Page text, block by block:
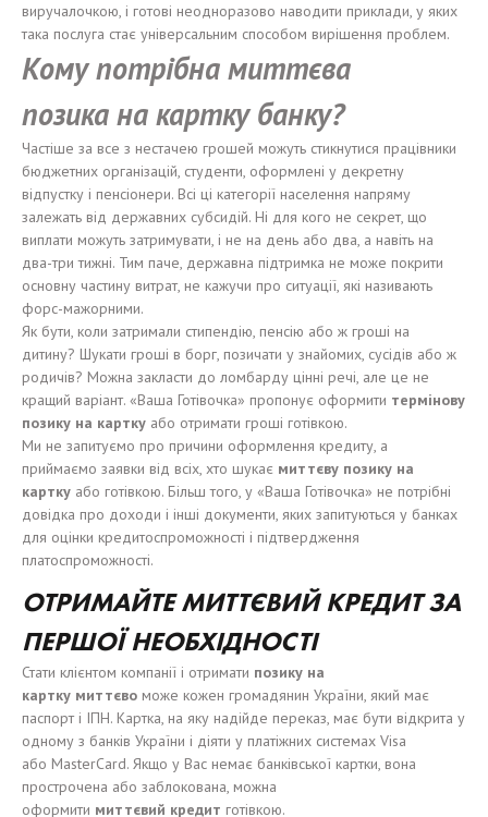
виручалочкою, і готові неодноразово наводити приклади, у яких
така послуга стає універсальним способом вирішення проблем.
Кому потрібна миттєва
позикана картку банку?
Частіше за все з нестачею грошей можуть стикнутися працівники
бюджетних організацій, студенти, оформлені у декретну
відпустку і пенсіонери. Всі ці категорії населення напряму
залежать від державних субсидій. Ні для кого не секрет, що
виплати можуть затримувати, і не на день або два, а навіть на
два-три тижні. Тим паче, державна підтримка не може покрити
основну частину витрат, не кажучи про ситуації, які називають
форс-мажорними.
Як бути, коли затримали стипендію, пенсію або ж гроші на
дитину? Шукати гроші в борг, позичати у знайомих, сусідів або ж
родичів? Можна закласти до ломбарду цінні речі, але це не
кращий варіант. «Ваша Готівочка» пропонує оформити термінову
позику на картку або отримати гроші готівкою.
Ми не запитуємо про причини оформлення кредиту, а
приймаємо заявки від всіх, хто шукає миттєву позику на
картку або готівкою. Більш того, у «Ваша Готівочка» не потрібні
довідка про доходи і інші документи, яких запитуються у банках
для оцінки кредитоспроможності і підтвердження
платоспроможності.
ОТРИМАЙТЕ МИТТЄВИЙКРЕДИТЗА
ПЕРШОЇ НЕОБХІДНОСТІ
Стати клієнтом компанії і отримати позику на
картку миттєво може кожен громадянин України, який має
паспорт і ІПН. Картка, на яку надійде переказ, має бути відкрита у
одному з банків України і діяти у платіжних системах Visa
або MasterCard. Якщо у Вас немає банківської картки, вона
прострочена або заблокована, можна
оформити миттєвий кредит готівкою.